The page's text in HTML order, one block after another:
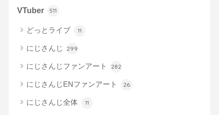
VTuber 511
どっとライブ 11
にじさんじ 299
にじさんじファンアート 282
にじさんじENファンアート 26
にじさんじ全体 11